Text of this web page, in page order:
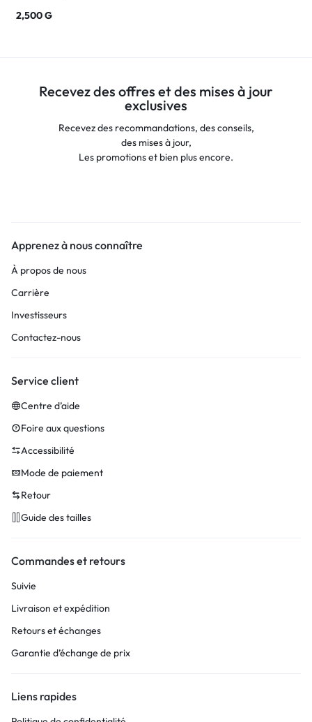
2,500G
Recevez des offres et des mises à jour
exclusives
Recevez des recommandations, des conseils,
des mises à jour,
Les promotions et bien plus encore.
Apprenez à nous connaître
À propos de nous
Carrière
Investisseurs
Contactez-nous
Service client
Centre d’aide
Foire aux questions
Accessibilité
Mode de paiement
Retour
Guide des tailles
Commandes et retours
Suivie
Livraison et expédition
Retours et échanges
Garantie d’échange de prix
Liens rapides